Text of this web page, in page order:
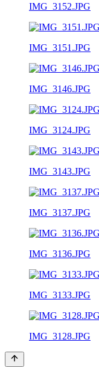
IMG_3152.JPG
IMG_3151.JPG
IMG_3146.JPG
IMG_3124.JPG
IMG_3143.JPG
IMG_3137.JPG
IMG_3136.JPG
IMG_3133.JPG
IMG_3128.JPG